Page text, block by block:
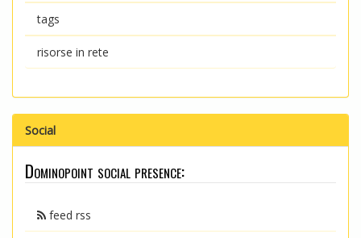
tags
risorse in rete
Social
Dominopoint social presence:
feed rss